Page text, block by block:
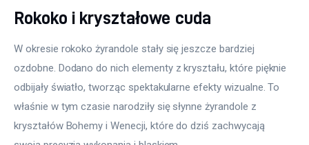
Rokoko i kryształowe cuda
W okresie rokoko żyrandole stały się jeszcze bardziej
ozdobne. Dodano do nich elementy z kryształu, które pięknie
odbijały światło, tworząc spektakularne efekty wizualne. To
właśnie w tym czasie narodziły się słynne żyrandole z
kryształów Bohemy i Wenecji, które do dziś zachwycają